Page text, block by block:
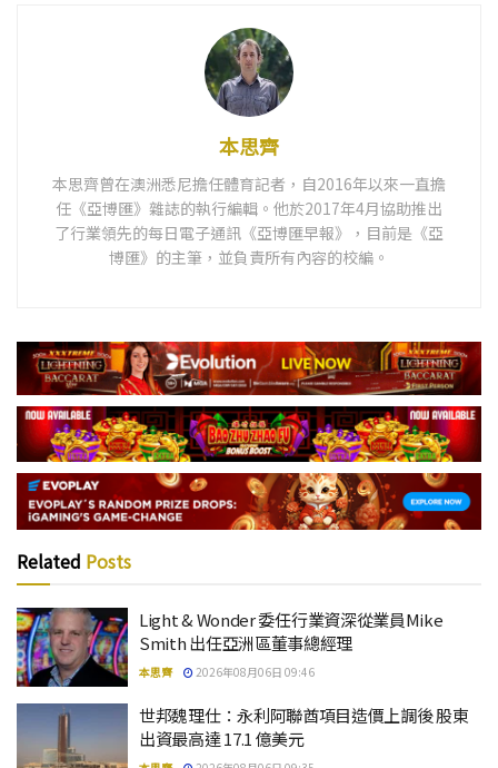
本思齊
本思齊曾在澳洲悉尼擔任體育記者，自2016年以來一直擔
任《亞博匯》雜誌的執行編輯。他於2017年4月協助推出
了行業領先的每日電子通訊《亞博匯早報》，目前是《亞
博匯》的主筆，並負責所有內容的校編。
Related Posts
Light & Wonder 委任行業資深從業員Mike
Smith 出任亞洲區董事總經理
本思齊 2026年08月06日 09:46
世邦魏理仕：永利阿聯酋項目造價上調後 股東
出資最高達 17.1 億美元